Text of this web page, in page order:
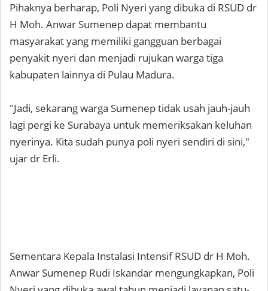
Pihaknya berharap, Poli Nyeri yang dibuka di RSUD dr
H Moh. Anwar Sumenep dapat membantu
masyarakat yang memiliki gangguan berbagai
penyakit nyeri dan menjadi rujukan warga tiga
kabupaten lainnya di Pulau Madura.
"Jadi, sekarang warga Sumenep tidak usah jauh-jauh
lagi pergi ke Surabaya untuk memeriksakan keluhan
nyerinya. Kita sudah punya poli nyeri sendiri di sini,"
ujar dr Erli.
Sementara Kepala Instalasi Intensif RSUD dr H Moh.
Anwar Sumenep Rudi Iskandar mengungkapkan, Poli